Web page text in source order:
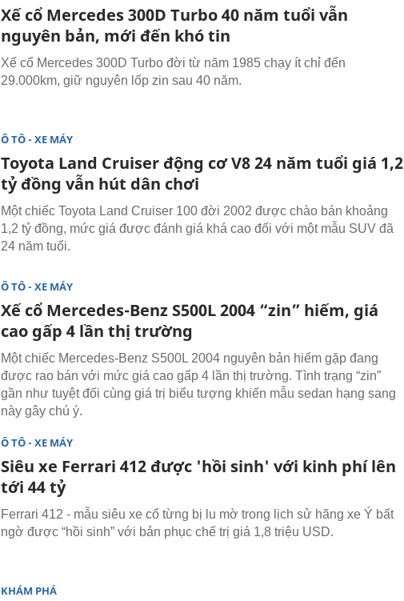
Xế cổ Mercedes 300D Turbo 40 năm tuổi vẫn
nguyên bản, mới đến khó tin
Xế cổ Mercedes 300D Turbo đời từ năm 1985 chạy ít chỉ đến
29.000km, giữ nguyên lốp zin sau 40 năm.
Ô TÔ - XE MÁY
Toyota Land Cruiser động cơ V8 24 năm tuổi giá 1,2
tỷ đồng vẫn hút dân chơi
Một chiếc Toyota Land Cruiser 100 đời 2002 được chào bán khoảng
1,2 tỷ đồng, mức giá được đánh giá khá cao đối với một mẫu SUV đã
24 năm tuổi.
Ô TÔ - XE MÁY
Xế cổ Mercedes-Benz S500L 2004 “zin” hiếm, giá
cao gấp 4 lần thị trường
Một chiếc Mercedes-Benz S500L 2004 nguyên bản hiếm gặp đang
được rao bán với mức giá cao gấp 4 lần thị trường. Tình trạng “zin”
gần như tuyệt đối cùng giá trị biểu tượng khiến mẫu sedan hạng sang
này gây chú ý.
Ô TÔ - XE MÁY
Siêu xe Ferrari 412 được 'hồi sinh' với kinh phí lên
tới 44 tỷ
Ferrari 412 - mẫu siêu xe cổ từng bị lu mờ trong lịch sử hãng xe Ý bất
ngờ được “hồi sinh” với bản phục chế trị giá 1,8 triệu USD.
KHÁM PHÁ